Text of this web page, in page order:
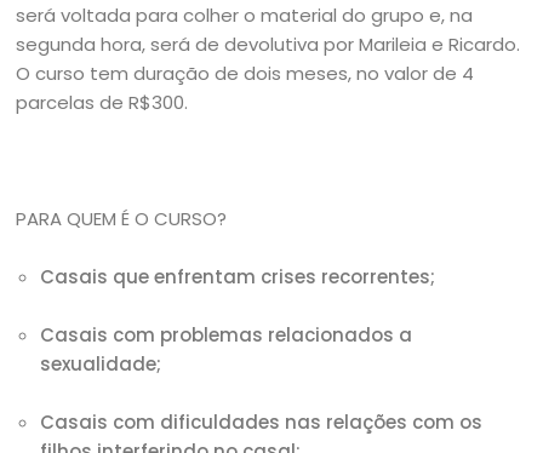
será voltada para colher o material do grupo e, na
segunda hora, será de devolutiva por Marileia e Ricardo.
O curso tem duração de dois meses, no valor de 4
parcelas de R$300.
PARA QUEM É O CURSO?
Casais que enfrentam crises recorrentes;
Casais com problemas relacionados a
sexualidade;
Casais com dificuldades nas relações com os